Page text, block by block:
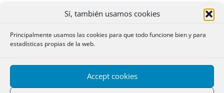
Sí, también usamos cookies
Principalmente usamos las cookies para que todo funcione bien y para
estadísticas propias de la web.
Accept cookies
los operadores y también la entrega en oficinas o
dependencias postales.
– losavisos de llegada
pudiendo acordar los interesados que sean por medios